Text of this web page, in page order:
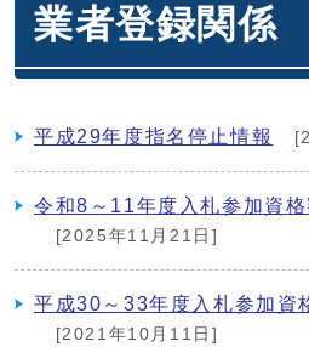
業者登録関係
平成29年度指名停止情報
令和8～11年度入札参加資格
[2025年11月21日]
平成30～33年度入札参加資
[2021年10月11日]